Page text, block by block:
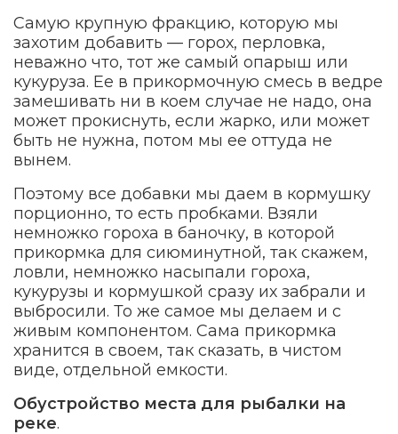
Самую крупную фракцию, которую мы
захотим добавить — горох, перловка,
неважно что, тот же самый опарыш или
кукуруза. Ее в прикормочную смесь в ведре
замешивать ни в коем случае не надо, она
может прокиснуть, если жарко, или может
быть не нужна, потом мы ее оттуда не
вынем.
Поэтому все добавки мы даем в кормушку
порционно, то есть пробками. Взяли
немножко гороха в баночку, в которой
прикормка для сиюминутной, так скажем,
ловли, немножко насыпали гороха,
кукурузы и кормушкой сразу их забрали и
выбросили. То же самое мы делаем и с
живым компонентом. Сама прикормка
хранится в своем, так сказать, в чистом
виде, отдельной емкости.
Обустройство места для рыбалки на
реке.